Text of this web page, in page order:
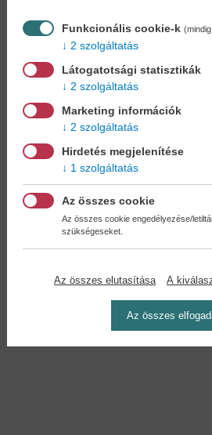
(2....
12,90 €
Funkcionális cookie-k
2 szolgáltatás
Látogatotsági statisztikák
2 szolgáltatás
Marketing információk
2 szolgáltatás
Hirdetés megjelenítése
1 szolgáltatás
Az összes cookie
Az összes cookie engedélyezése/
szükségeseket.
Az összes elutasítása A
Az összes